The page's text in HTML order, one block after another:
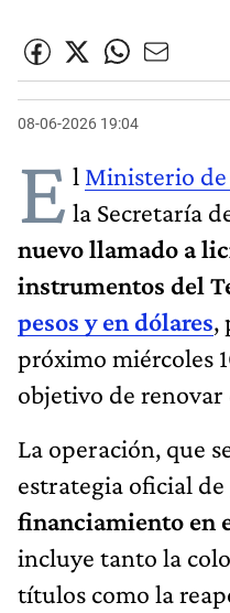
08-06-2026 19:04
E l Ministerio
la Secretaría
nuevo llamado a
instrumentos del
pesos y en dólares,
próximo miércoles
objetivo de
La operación, que
estrategia oficial de
financiamiento en
incluye tanto la
títulos como la